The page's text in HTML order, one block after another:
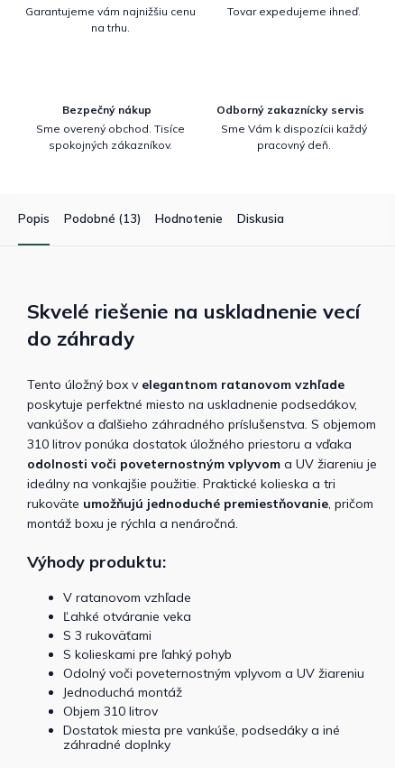
Garantujeme vám najnižšiu cenu
na trhu.
Tovar expedujeme ihneď.
Bezpečný nákup
Sme overený obchod. Tisíce
spokojných zákazníkov.
Odborný zakaznícky servis
Sme Vám k dispozícii každý
pracovný deň.
Popis Podobné (13) Hodnotenie Diskusia
Skvelé riešenie na uskladnenie vecí
do záhrady
Tento úložný box v elegantnom ratanovom vzhľade
poskytuje perfektné miesto na uskladnenie podsedákov,
vankúšov a ďalšieho záhradného príslušenstva. S objemom
310 litrov ponúka dostatok úložného priestoru a vďaka
odolnosti voči poveternostným vplyvom a UV žiareniu je
ideálny na vonkajšie použitie. Praktické kolieska a tri
rukoväte umožňujú jednoduché premiestňovanie , pričom
montáž boxu je rýchla a nenáročná.
Výhody produktu:
V ratanovom vzhľade
Ľahké otváranie veka
S 3 rukoväťami
S kolieskami pre ľahký pohyb
Odolný voči poveternostným vplyvom a UV žiareniu
Jednoduchá montáž
Objem 310 litrov
Dostatok miesta pre vankúše, podsedáky a iné
záhradné doplnky